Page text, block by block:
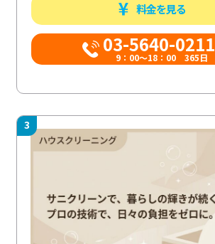
料金を見る
03-5640-0211
9：00～18：00 365日
3